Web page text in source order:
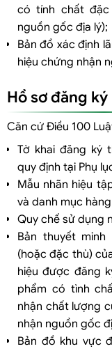
có tính chất đặc
nguồn gốc địa lý);
Bản đồ xác định
hiệu chứng nhận
Hồ sơ đăng
Căn cứ Điều 100
Tờ khai đăng ký
quy định tại Phụ
Mẫu nhãn hiệu
và danh mục
Quy chế sử dụng
Bản thuyết
(hoặc đặc thù)
hiệu được đăng
phẩm có tình
nhận chất lượng
nhận nguồn gốc
Bản đồ khu vực